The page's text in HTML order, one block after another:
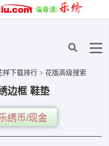
样下载排行 > 花版高级搜索
边框 鞋垫
绣币/现金